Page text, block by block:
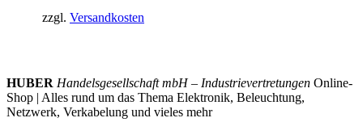
zzgl. Versandkosten
HUBER Handelsgesellschaft mbH – Industrievertretungen Online-
Shop | Alles rund um das Thema Elektronik, Beleuchtung,
Netzwerk, Verkabelung und vieles mehr